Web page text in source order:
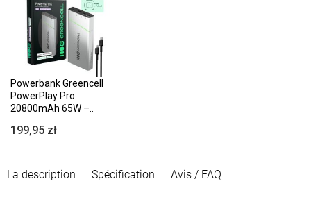
Powerbank Greencell
PowerPlay Pro
20800mAh 65W –..
199,95 zł
La description Spécification Avis / FAQ